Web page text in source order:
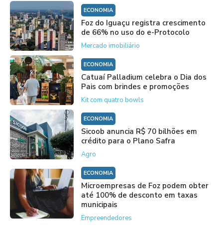
ECONOMIA
Foz do Iguaçu registra crescimento
de 66% no uso do e-Protocolo
Mercado imobiliário
ECONOMIA
Catuaí Palladium celebra o Dia dos
Pais com brindes e promoções
Kit com quatro bowls
ECONOMIA
Sicoob anuncia R$ 70 bilhões em
crédito para o Plano Safra
Agro
ECONOMIA
Microempresas de Foz podem obter
até 100% de desconto em taxas
municipais
Empreendedores